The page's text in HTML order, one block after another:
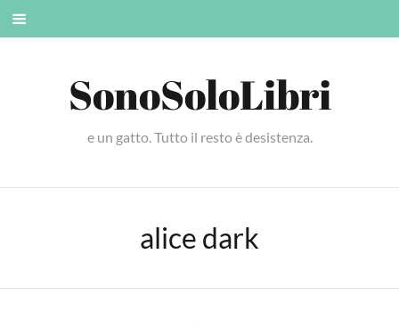
Skip
SonoSoloLibri
e un gatto. Tutto il resto è desistenza.
alice dark